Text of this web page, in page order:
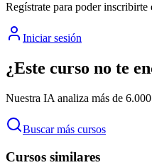
Regístrate para poder inscribirte
Iniciar sesión
¿Este curso no te
Nuestra IA analiza más de
Buscar más cursos
Cursos similares